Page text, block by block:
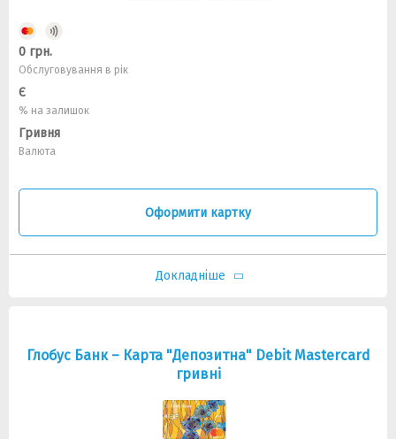
0 грн.
Обслуговування в рік
Є
% на залишок
Гривня
Валюта
Оформити картку
Докладніше
Глобус Банк – Карта "Депозитна" Debit Mastercard
гривні